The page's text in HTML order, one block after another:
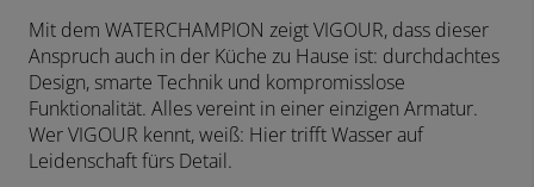
Mit dem WATERCHAMPION zeigt VIGOUR, dass dieser
Anspruch auch in der Küche zu Hause ist: durchdachtes
Design, smarte Technik und kompromisslose
Funktionalität. Alles vereint in einer einzigen Armatur.
Wer VIGOUR kennt, weiß: Hier trifft Wasser auf
Leidenschaft fürs Detail.